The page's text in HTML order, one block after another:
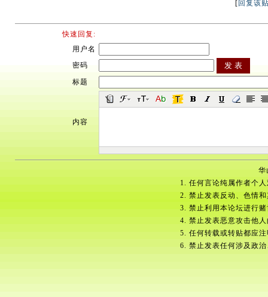
[ 回复该
快速回复:
用户名
密码
标题
内容
华
1. 任何言论纯属作者个
2. 禁止发表反动、色情
3. 禁止利用本论坛进行
4. 禁止发表恶意攻击他
5. 任何转载或转贴都应
6. 禁止发表任何涉及政